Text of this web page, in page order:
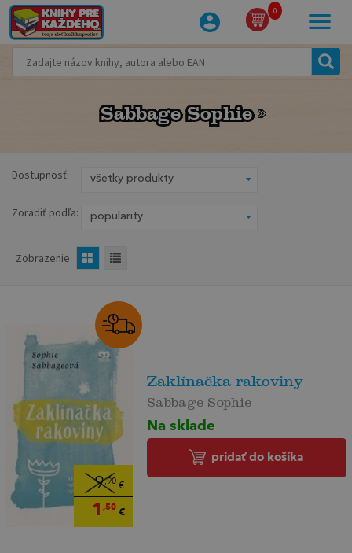
0
Sabbage Sophie
Sabbage Sophie
Dostupnosť:
Zoradiť podľa:
Zobrazenie
9,90€
1 ,50€
Zaklínačka rakoviny
Sabbage Sophie
Na sklade
pridať do košíka